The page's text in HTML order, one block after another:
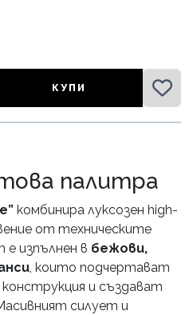
КУПИ
палитра
комбинира луксозен high-
от техническите
е изпълнен в бежови,
, които подчертават
и създават
силует и